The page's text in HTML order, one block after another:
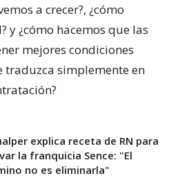
a crecer?, ¿cómo
y ¿cómo hacemos que las
mejores condiciones
traduzca simplemente en
explica receta de RN para
la franquicia Sence: "El
no es eliminarla"